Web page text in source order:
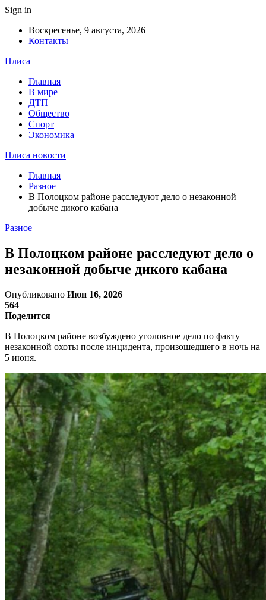
Sign in
Воскресенье, 9 августа, 2026
Контакты
Плиса
Главная
В мире
ДТП
Общество
Спорт
Экономика
Плиса новости
Главная
Разное
В Полоцком районе расследуют дело о незаконной
добыче дикого кабана
Разное
В Полоцком районе расследуют дело о
незаконной добыче дикого кабана
Опубликовано Июн 16, 2026
564
Поделится
В Полоцком районе возбуждено уголовное дело по факту
незаконной охоты после инцидента, произошедшего в ночь на
5 июня.